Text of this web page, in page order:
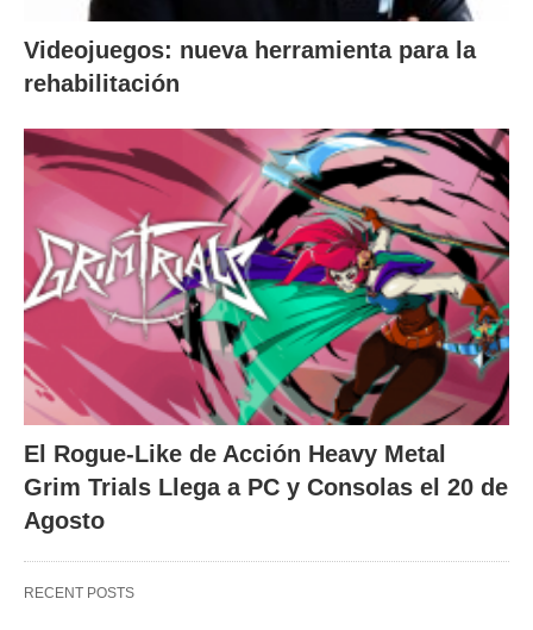
Videojuegos: nueva herramienta para la
rehabilitación
El Rogue-Like de Acción Heavy Metal
Grim Trials Llega a PC y Consolas el 20 de
Agosto
RECENT POSTS